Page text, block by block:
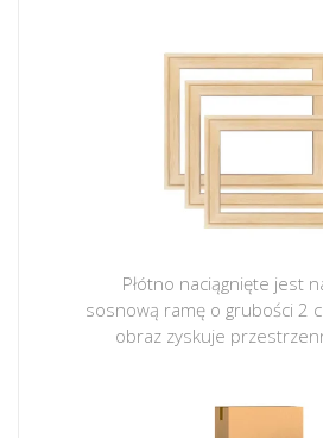
Płótno naciągnięte jest
sosnową ramę o grubości 2
obraz zyskuje